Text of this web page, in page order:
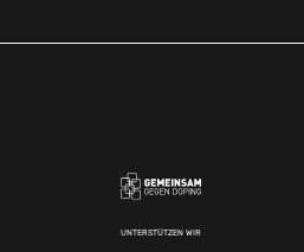
UNTERSTÜTZEN WIR